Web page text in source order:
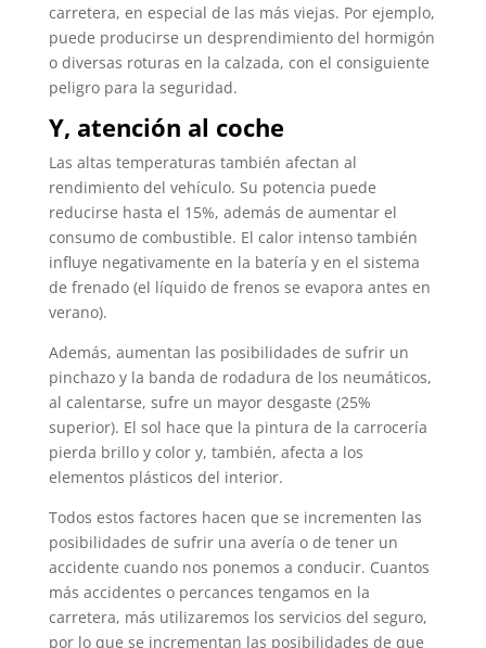
carretera, en especial de las más viejas. Por ejemplo,
puede producirse un desprendimiento del hormigón
o diversas roturas en la calzada, con el consiguiente
peligro para la seguridad.
Y, atención al coche
Las altas temperaturas también afectan al
rendimiento del vehículo. Su potencia puede
reducirse hasta el 15%, además de aumentar el
consumo de combustible. El calor intenso también
influye negativamente en la batería y en el sistema
de frenado (el líquido de frenos se evapora antes en
verano).
Además, aumentan las posibilidades de sufrir un
pinchazo y la banda de rodadura de los neumáticos,
al calentarse, sufre un mayor desgaste (25%
superior). El sol hace que la pintura de la carrocería
pierda brillo y color y, también, afecta a los
elementos plásticos del interior.
Todos estos factores hacen que se incrementen las
posibilidades de sufrir una avería o de tener un
accidente cuando nos ponemos a conducir. Cuantos
más accidentes o percances tengamos en la
carretera, más utilizaremos los servicios del seguro,
por lo que se incrementan las posibilidades de que